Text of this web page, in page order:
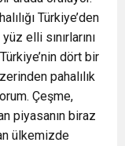
Türkiye’den
elli sınırlarını
dört bir
pahalılık
Çeşme,
piyasanın biraz
ülkemizde